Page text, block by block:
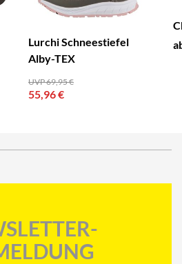
Lurchi Schneestiefel
Alby-TEX
UVP 69,95 €
55,96 €